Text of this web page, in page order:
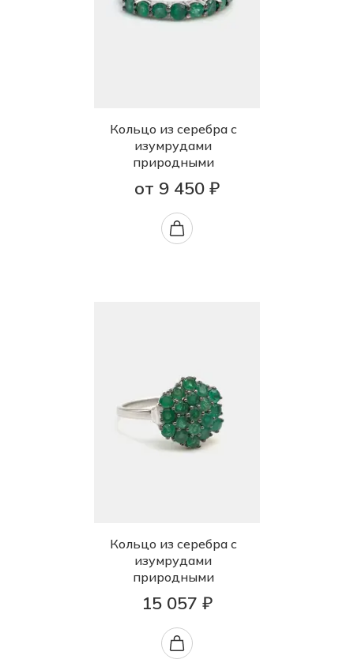
Кольцо из серебра с
изумрудами
природными
от 9 450 ₽
Кольцо из серебра с
изумрудами
природными
15 057 ₽